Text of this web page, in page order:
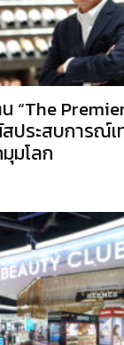
“The
ประสบการณ์เ
มโลก